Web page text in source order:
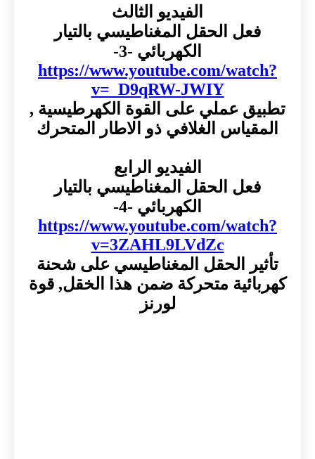
الفيديو الثالث
فعل الحقل المغناطيسي بالتيار
الكهربائي -3-
https://www.youtube.com/watch?
v=_D9qRW-JWIY
تطبيق عملي على القوة الكهرطيسية ,
المقياس الغلافي ذو الاطار المتحرك
الفيديو الرابع
فعل الحقل المغناطيسي بالتيار
الكهربائي -4-
https://www.youtube.com/watch?
v=3ZAHL9LVdZc
تأثير الحقل المغناطيسي على شحنة
كهربائية متحركة ضمن هذا الخقل, قوة
لورنز